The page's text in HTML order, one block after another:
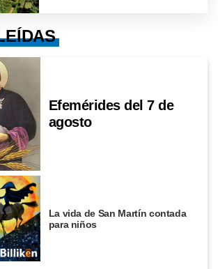
Efemérides del 7 de
agosto
La vida de San Martín contada
para niños